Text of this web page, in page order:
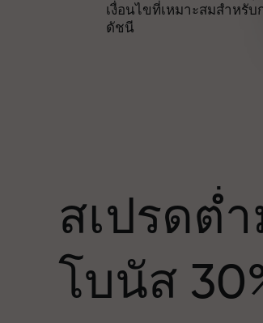
เงื่อนไขที่เหมาะสมสำหรับ
ดัชนี
เทรดมีคุณค่าเดียวกัน
มุ่งมั่นและวินัยเข้าสู่โลกขอ
ฐานะพันธมิตรที่สร้างแรงบั
สเปรดต่
โบนัส